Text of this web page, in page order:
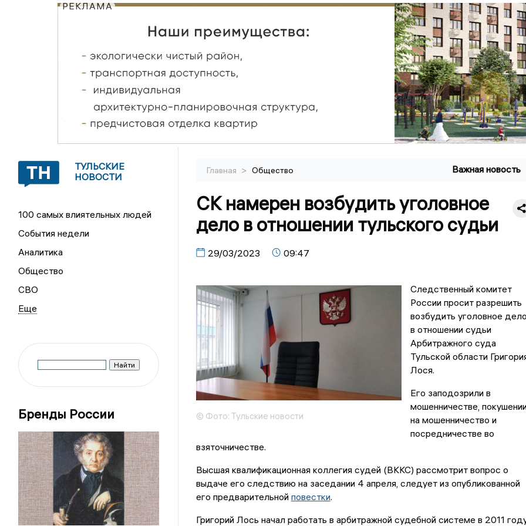
РЕКЛАМА
ТУЛЬСКИЕ
НОВОСТИ
100 самых влиятельных людей
События недели
Аналитика
Общество
СВО
Бренды России
Главная > Общество Важная новость
СК намерен возбудить уголовное
дело в отношении тульского судьи
29/03/2023 09:47
© Фото: Тульские новости
Следственный комитет
России просит разрешить
возбудить уголовное дело
в отношении судьи
Арбитражного суда
Тульской области
Лося.
Его заподозрили в
мошенничестве,
на мошенничество и
посредничестве во
взяточничестве.
Высшая квалификационная коллегия судей (ВККС) рассмотрит вопрос о
выдаче его следствию на заседании 4 апреля, следует из опубликованной
его предварительной повестки.
Григорий Лось начал работать в арбитражной судебной системе в 2011